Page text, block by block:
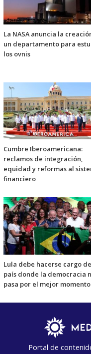
La NASA anuncia la
un departamento para
los ovnis
Cumbre Iberoamericana:
reclamos de integración,
equidad y reformas al
financiero
Lula debe hacerse cargo
país donde la democracia
pasa por el mejor momento
Portal de